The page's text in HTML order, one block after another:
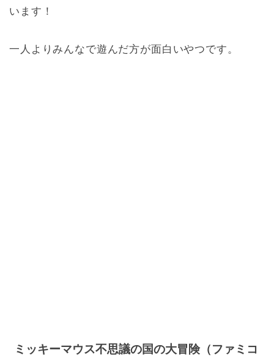
います！
一人よりみんなで遊んだ方が面白いやつです。
ミッキーマウス不思議の国の大冒険（ファミコ